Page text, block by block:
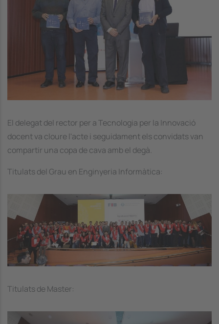
El delegat del rector per a Tecnologia per la Innovació
docent va cloure l'acte i seguidament els convidats van
compartir una copa de cava amb el degà.
Titulats del Grau en Enginyeria Informàtica:
Titulats de Master:
Image